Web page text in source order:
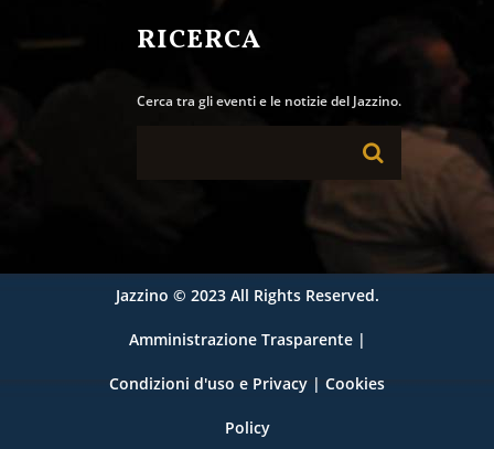
RICERCA
Cerca tra gli eventi e le notizie del Jazzino.
Jazzino © 2023 All Rights Reserved.
Amministrazione Trasparente|
Condizioni d'uso e Privacy | Cookies
Policy